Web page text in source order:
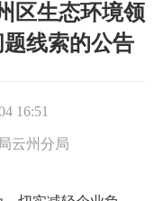
区生态环境领
线索的公告
16:51
云州分局